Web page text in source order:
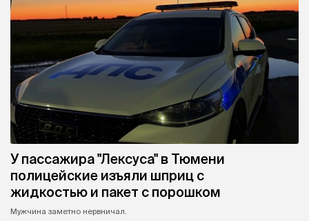
У пассажира "Лексуса" в Тюмени
полицейские изъяли шприц с
жидкостью и пакет с порошком
Мужчина заметно нервничал.